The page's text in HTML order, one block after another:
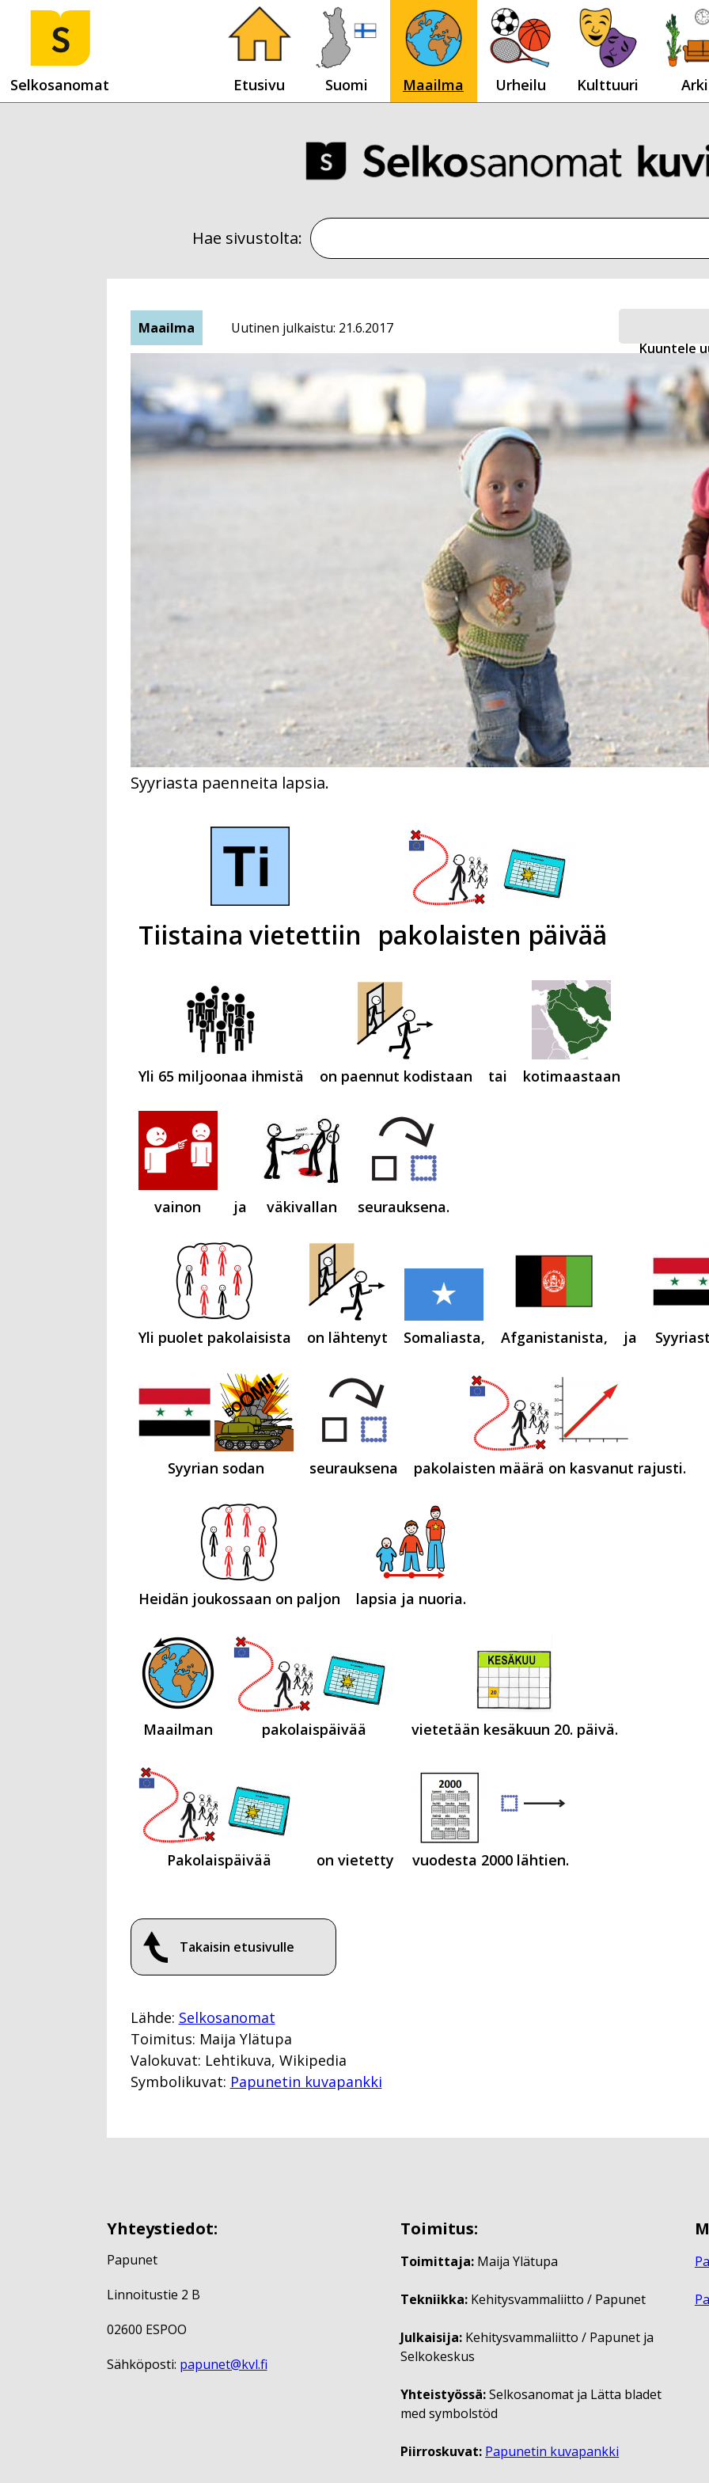
Selkosanomat Etusivu Suomi Maailma Urheilu Kulttuuri Arki
Hae sivustolta:
Maailma
Uutinen julkaistu: 21.6.2017
Kuuntele
Tiistaina vietettiin pakolaisten päivää
Syyriasta paenneita lapsia.
Yli 65 miljoonaa ihmistä on paennut kodistaan tai kotimaastaan
vainon ja väkivallan seurauksena.
Yli puolet pakolaisista on lähtenyt Somaliasta, Afganistanista, ja
Syyrian sodan seurauksena pakolaisten määrä on kasvanut rajusti.
Heidän joukossaan on paljon lapsia ja nuoria.
Maailman pakolaispäivää vietetään kesäkuun 20. päivä.
Pakolaispäivää on vietetty vuodesta 2000 lähtien.
Takaisin etusivulle
Lähde: Selkosanomat
Toimitus: Maija Ylätupa
Valokuvat: Lehtikuva, Wikipedia
Symbolikuvat: Papunetin kuvapankki
Yhteystiedot:
Papunet
Linnoitustie 2 B
02600 ESPOO
Sähköposti: papunet@kvl.fi
Toimitus:
Toimittaja: Maija Ylätupa
Tekniikka: Kehitysvammaliitto / Papunet
Julkaisija: Kehitysvammaliitto / Papunet ja
Selkokeskus
Yhteistyössä:Selkosanomat ja Lätta bladet
med symbolstöd
Piirroskuvat: Papunetin kuvapankki